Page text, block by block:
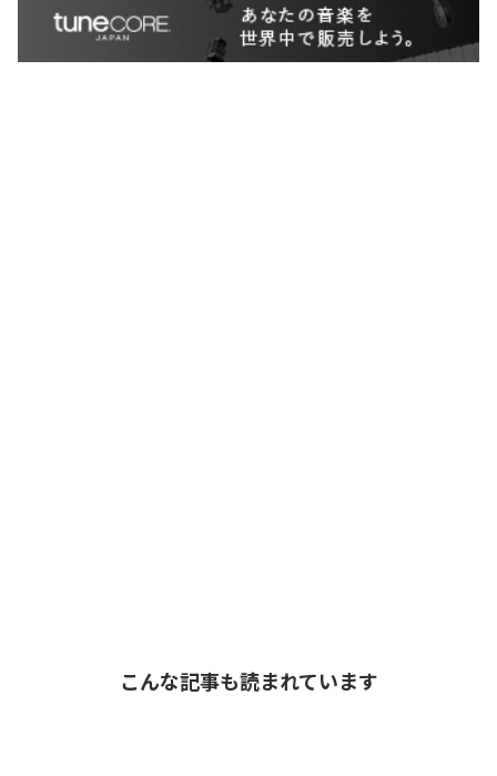
こんな記事も読まれています